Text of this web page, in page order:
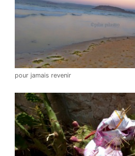
pour jamais revenir